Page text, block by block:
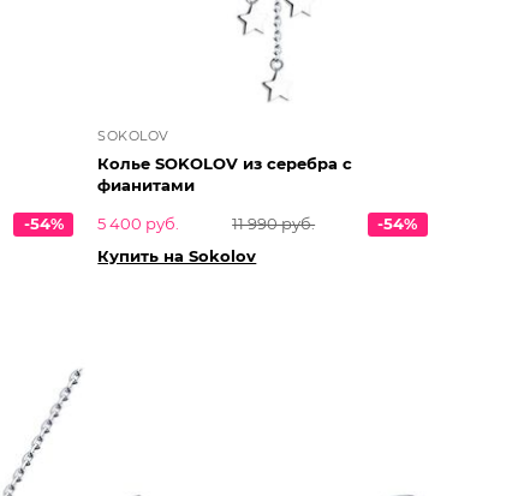
-54%
SOKOLOV
Колье SOKOLOV из серебра с
фианитами
5 400 руб.
11 990 руб.
-54%
Купить на Sokolov